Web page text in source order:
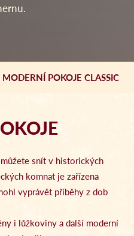
MODERNÍ POKOJE CLASSIC
snít v historických
komnat je zařízena
vyprávět příběhy z dob
i lůžkoviny a další moderní